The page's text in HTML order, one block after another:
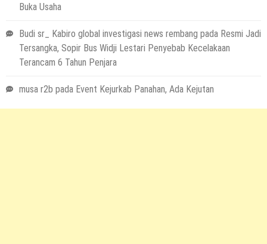
Buka Usaha
Budi sr_ Kabiro global investigasi news rembang pada Resmi Jadi
Tersangka, Sopir Bus Widji Lestari Penyebab Kecelakaan
Terancam 6 Tahun Penjara
musa r2b pada Event Kejurkab Panahan, Ada Kejutan